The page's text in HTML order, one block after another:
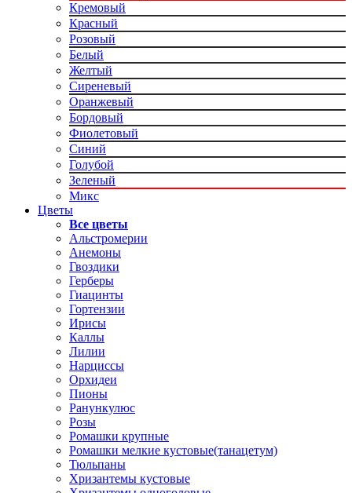
Кремовый
Красный
Розовый
Белый
Желтый
Сиреневый
Оранжевый
Бордовый
Фиолетовый
Синий
Голубой
Зеленый
Микс
Цветы
Все цветы
Альстромерии
Анемоны
Гвоздики
Герберы
Гиацинты
Гортензии
Ирисы
Каллы
Лилии
Нарциссы
Орхидеи
Пионы
Ранункулюс
Розы
Ромашки крупные
Ромашки мелкие кустовые(танацетум)
Тюльпаны
Хризантемы кустовые